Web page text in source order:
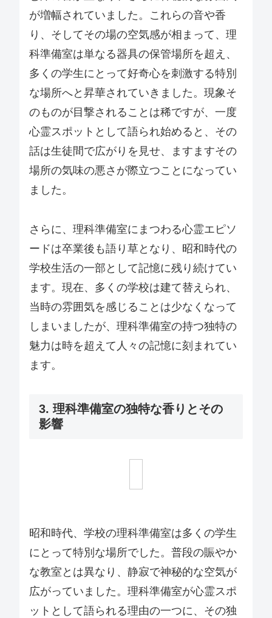
が増幅されていました。これらの音や香
り、そしてその場の空気感が相まって、理
科準備室は単なる器具の保管場所を超え、
多くの学生にとって好奇心を刺激する特別
な場所へと昇華されていきました。現象そ
のものが目撃されることは稀ですが、一度
心霊スポットとして語られ始めると、その
話は生徒間で広がりを見せ、ますますその
場所の気味の悪さが際立つことになってい
ました。
さらに、理科準備室にまつわる心霊エピソ
ードは卒業後も語り草となり、昭和時代の
学校生活の一部として記憶に残り続けてい
ます。現在、多くの学校は建て替えられ、
当時の雰囲気を感じることは少なくなって
しまいましたが、理科準備室の持つ独特の
魅力は時を超えて人々の記憶に刻まれてい
ます。
3. 理科準備室の独特な香りとその
影響
昭和時代、学校の理科準備室は多くの学生
にとって特別な場所でした。普段の賑やか
な教室とは異なり、静寂で神秘的な空気が
広がっていました。理科準備室が心霊スポ
ットとして語られる理由の一つに、その独